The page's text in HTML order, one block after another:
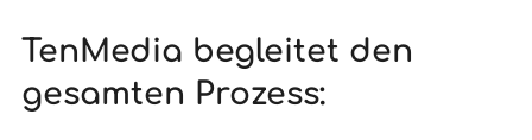
TenMedia begleitet den
gesamten Prozess: